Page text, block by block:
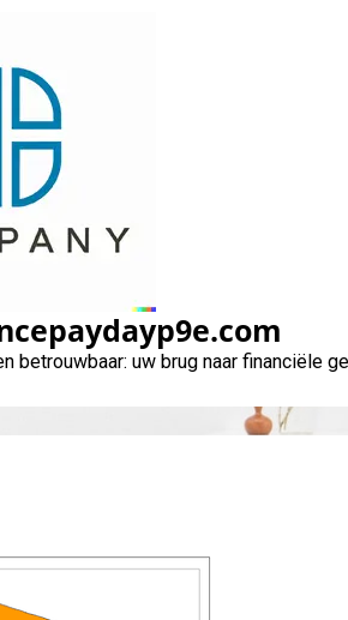
betrouwbaar: uw brug naar financiële
u moet